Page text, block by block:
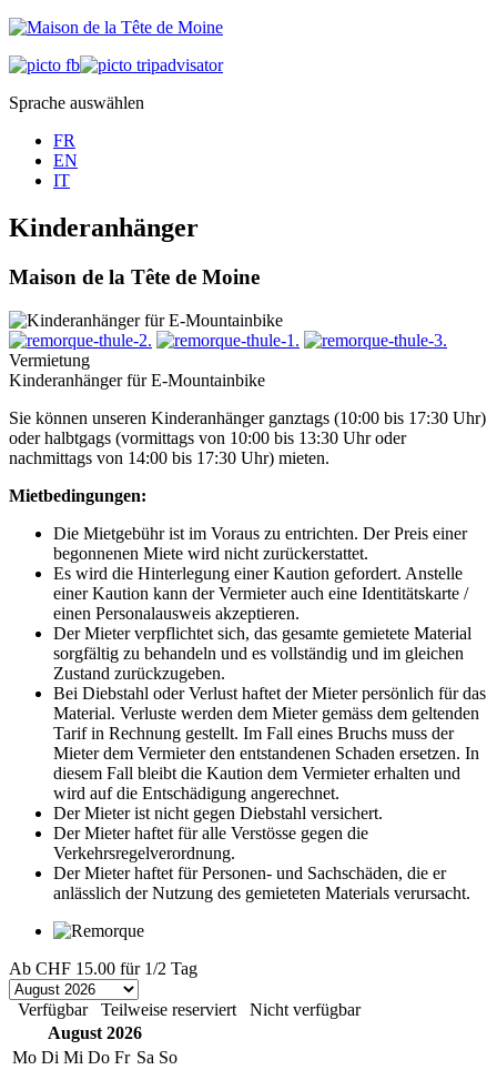
Sprache auswählen
FR
EN
IT
Kinderanhänger
Maison de la Tête de Moine
Vermietung
Kinderanhänger für E-Mountainbike
Sie können unseren Kinderanhänger ganztags (10:00 bis 17:30 Uhr)
oder halbtgags (vormittags von 10:00 bis 13:30 Uhr oder
nachmittags von 14:00 bis 17:30 Uhr) mieten.
Mietbedingungen:
Die Mietgebühr ist im Voraus zu entrichten. Der Preis einer
begonnenen Miete wird nicht zurückerstattet.
Es wird die Hinterlegung einer Kaution gefordert. Anstelle
einer Kaution kann der Vermieter auch eine Identitätskarte /
einen Personalausweis akzeptieren.
Der Mieter verpflichtet sich, das gesamte gemietete Material
sorgfältig zu behandeln und es vollständig und im gleichen
Zustand zurückzugeben.
Bei Diebstahl oder Verlust haftet der Mieter persönlich für das
Material. Verluste werden dem Mieter gemäss dem geltenden
Tarif in Rechnung gestellt. Im Fall eines Bruchs muss der
Mieter dem Vermieter den entstandenen Schaden ersetzen. In
diesem Fall bleibt die Kaution dem Vermieter erhalten und
wird auf die Entschädigung angerechnet.
Der Mieter ist nicht gegen Diebstahl versichert.
Der Mieter haftet für alle Verstösse gegen die
Verkehrsregelverordnung.
Der Mieter haftet für Personen- und Sachschäden, die er
anlässlich der Nutzung des gemieteten Materials verursacht.
Ab CHF 15.00 für 1/2 Tag
Verfügbar Teilweise reserviert
Nicht verfügbar
August 2026
Mo Di Mi Do Fr Sa So